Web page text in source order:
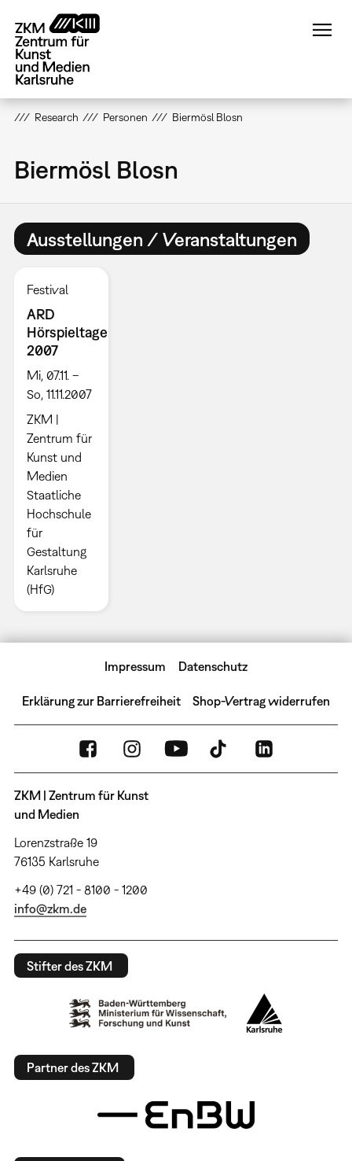
zum
Inhalt
Research Personen Biermösl Blosn
Biermösl Blosn
Ausstellungen / Veranstaltungen
Festival
ARD
Hörspieltage
2007
Mi, 07.11. –
So, 11.11.2007
ZKM |
Zentrum für
Kunst und
Medien
Staatliche
Hochschule
für
Gestaltung
Karlsruhe
(HfG)
Impressum Datenschutz
Erklärung zur Barrierefreiheit Shop-Vertrag widerrufen
ZKM | Zentrum für Kunst
und Medien
Lorenzstraße 19
76135 Karlsruhe
+49 (0) 721 - 8100 - 1200
info@zkm.de
Stifter des ZKM
Partner des ZKM